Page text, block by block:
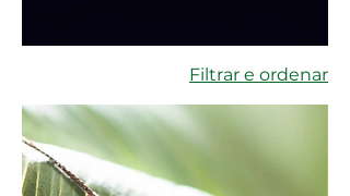
Filtrar e ordenar